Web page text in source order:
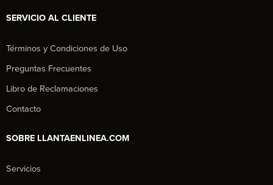
SERVICIO AL CLIENTE
Términos y Condiciones de Uso
Preguntas Frecuentes
Libro de Reclamaciones
Contacto
SOBRE LLANTAENLINEA.COM
Servicios